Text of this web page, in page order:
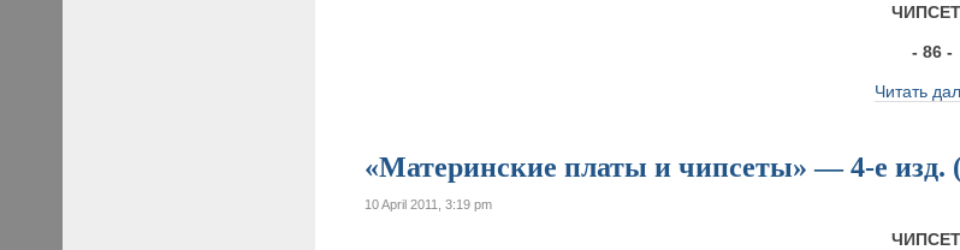
- 86 -
Читать
«Материнские платы и чипсеты» — 4-е изд.
10 April 2011, 3:19 pm